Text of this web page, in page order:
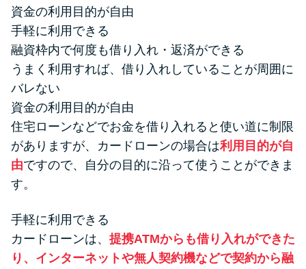
資金の利用目的が自由
手軽に利用できる
融資枠内で何度も借り入れ・返済ができる
うまく利用すれば、借り入れしていることが周囲に
バレない
資金の利用目的が自由
住宅ローンなどでお金を借り入れると使い道に制限
がありますが、カードローンの場合は利用目的が自
由ですので、自分の目的に沿って使うことができま
す。
手軽に利用できる
カードローンは、 提携ATMからも借り入れができた
り、インターネットや無人契約機などで契約から融